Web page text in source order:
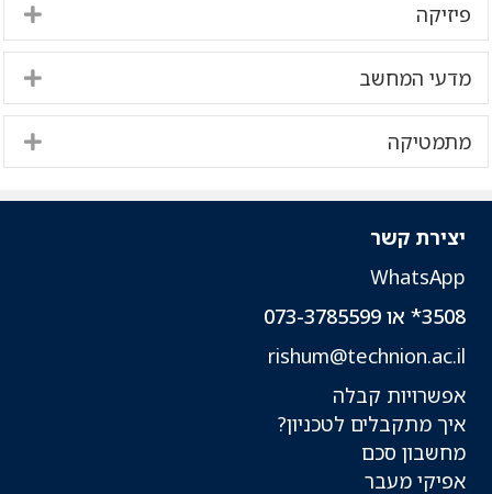
פיזיקה
מדעי המחשב
מתמטיקה
יצירת קשר
WhatsApp
3508* או 073-3785599
rishum@technion.ac.il
אפשרויות קבלה
איך מתקבלים לטכניון?
מחשבון סכם
אפיקי מעבר